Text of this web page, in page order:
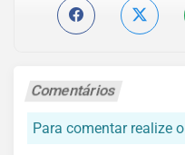
Comentários
Para comentar realize